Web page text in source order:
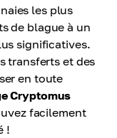
de paiement
Elon Musk et
à des
sérieux
des médias.
les plus
de blague à un
significatives.
transferts et des
en toute
Cryptomus
facilement
!